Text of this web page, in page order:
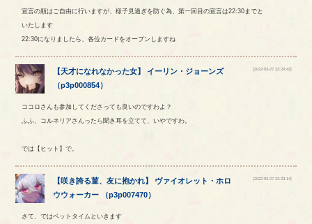
宣言の順はご自由に行いますが、様子見過ぎを防ぐ為、第一回目の宣言は22:30までと
いたします
22:30になりましたら、各位カードをオープンしますね
【天才になれなかった女】イーリン ・ ジョーンズ
（p3p000854）
[2022-03-27 22:24:42]
ココロさんも参加してくださっても良いのですわよ？
ふふ、コルネリアさんったら聞き耳を立てて、いやですわ。
では【ヒット】で。
【咲き誇る菫、友に抱かれ】 ヴァイオレット ・ホロ
ウウォーカー （p3p007470）
[2022-03-27 22:23:14]
さて、ではベットタイムといきます